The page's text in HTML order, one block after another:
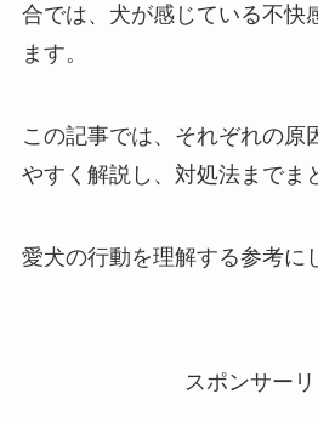
合では、犬が感じている不快
ます。
この記事では、それぞれの原
やすく解説し、対処法までま
愛犬の行動を理解する参考に
スポンサーリ